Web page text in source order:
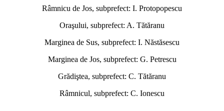
Râmnicu de Jos, subprefect: I. Protopopescu
Oraşului, subprefect: A. Tătăranu
Marginea de Sus, subprefect: I. Năstăsescu
Marginea de Jos, subprefect: G. Petrescu
Grădiştea, subprefect: C. Tătăranu
Râmnicul, subprefect: C. Ionescu